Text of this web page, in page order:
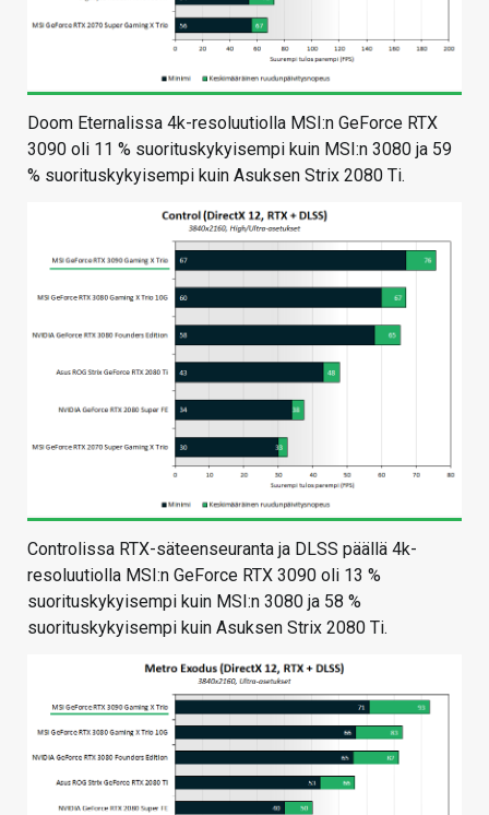
Doom Eternalissa 4k-resoluutiolla MSI:n GeForce RTX
3090 oli 11 % suorituskykyisempi kuin MSI:n 3080 ja 59
% suorituskykyisempi kuin Asuksen Strix 2080 Ti.
Controlissa RTX-säteenseuranta ja DLSS päällä 4k-
resoluutiolla MSI:n GeForce RTX 3090 oli 13 %
suorituskykyisempi kuin MSI:n 3080 ja 58 %
suorituskykyisempi kuin Asuksen Strix 2080 Ti.